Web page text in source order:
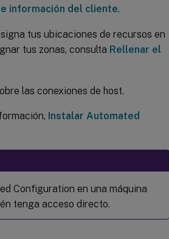
información del cliente.
tus ubicaciones de recursos en
tus zonas, consulta Rellenar el
las conexiones de host.
Instalar Automated
Configuration en una máquina
tenga acceso directo.